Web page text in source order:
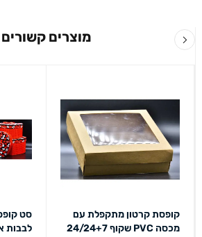
מוצרים קשורים
קופסת קרטון מתקפלת עם
מכסה PVC שקוף 24/24+7
סט
לבבות